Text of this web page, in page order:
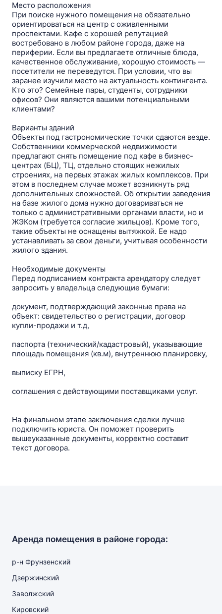
Место расположения
При поиске нужного помещения не обязательно
ориентироваться на центр c оживленными
проспектами. Кафе c хорошей репутацией
востребовано в любом районе города, даже на
периферии. Если вы предлагаете отличные блюда,
качественное обслуживание, хорошую стоимость —
посетители не переведутся. При условии, что вы
заранее изучили место на актуальность контингента.
Кто это? Семейные пары, студенты, сотрудники
офисов? Они являются вашими потенциальными
клиентами?
Варианты зданий
Объекты под гастрономические точки сдаются везде.
Собственники коммерческой недвижимости
предлагают снять помещение под кафе в бизнес-
центрах (БЦ), ТЦ, отдельно стоящих нежилых
строениях, на первых этажах жилых комплексов. При
этом в последнем случае может возникнуть ряд
дополнительных сложностей. Об открытии заведения
на базе жилого дома нужно договариваться не
только с административными органами власти, но и
ЖЭКом (требуется согласие жильцов). Кроме того,
такие объекты не оснащены вытяжкой. Ее надо
устанавливать за свои деньги, учитывая особенности
жилого здания.
Необходимые документы
Перед подписанием контракта арендатору следует
запросить у владельца следующие бумаги:
документ, подтверждающий законные права на
объект: свидетельство о регистрации, договор
купли-продажи и т.д,
паспорта (технический/кадастровый), указывающие
площадь помещения (кв.м), внутреннюю планировку,
выписку ЕГРН,
соглашения c действующими поставщиками услуг.
На финальном этапе заключения сделки лучше
подключить юриста. Он поможет проверить
вышеуказанные документы, корректно составит
текст договора.
Аренда помещения в районе города:
р-н Фрунзенский
Дзержинский
Заволжский
Кировский